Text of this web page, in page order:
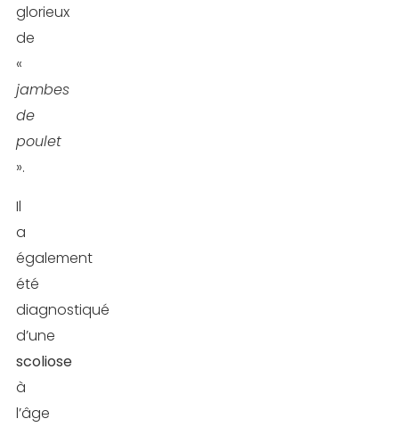
glorieux
de
«
jambes
de
poulet
».
Il
a
également
été
diagnostiqué
d’une
scoliose
à
l’âge